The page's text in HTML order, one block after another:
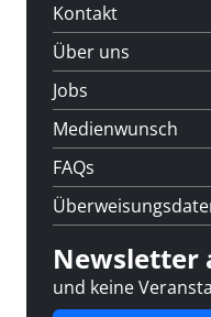
Kontakt
Über uns
Jobs
Medienwunsch
FAQs
Newsletter
und keine